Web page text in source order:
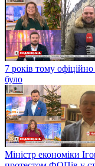
7 років тому
було
Міністр економіки